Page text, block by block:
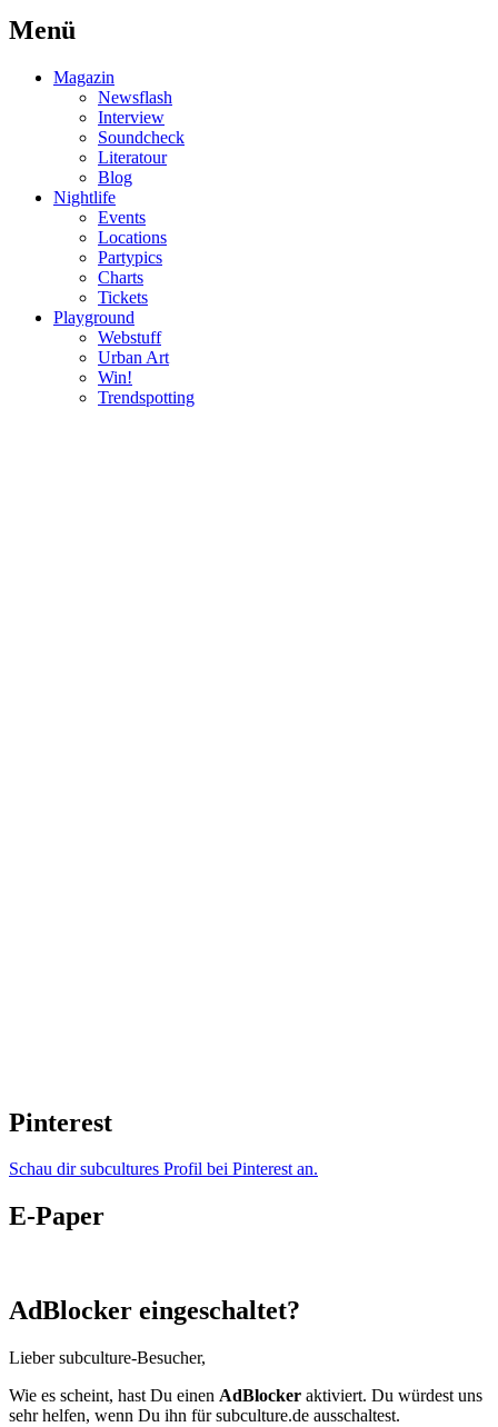
Menü
Magazin
Newsflash
Interview
Soundcheck
Literatour
Blog
Nightlife
Events
Locations
Partypics
Charts
Tickets
Playground
Webstuff
Urban Art
Win!
Trendspotting
Pinterest
Schau dir subcultures Profil bei Pinterest an.
E-Paper
AdBlocker eingeschaltet?
Lieber subculture-Besucher,
Wie es scheint, hast Du einen AdBlocker aktiviert. Du würdest uns
sehr helfen, wenn Du ihn für subculture.de ausschaltest.